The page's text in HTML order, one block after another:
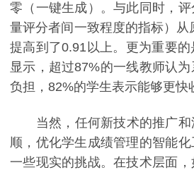
零（一键生成）。与此同时，
量评分者间一致程度的指标）从
提高到了0.91以上。更为重要
显示，超过87%的一线教师认
负担，82%的学生表示能够更快
当然，任何新技术的推广和
顺，优化学生成绩管理的智能
一些现实的挑战。在技术层面